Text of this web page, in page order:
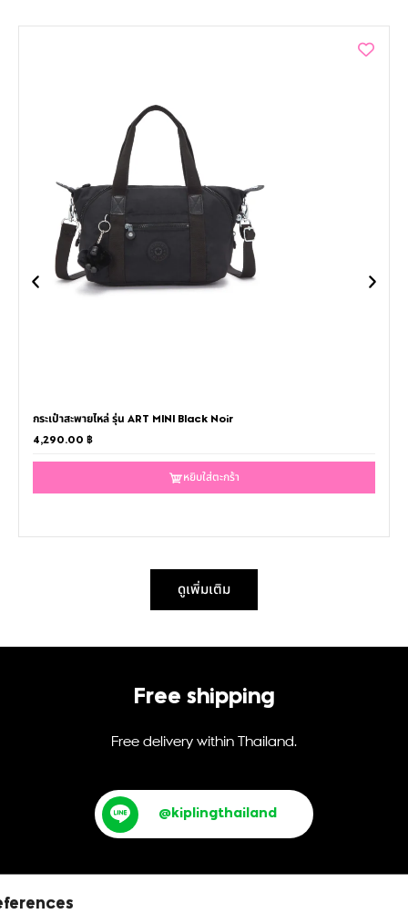
กระเป๋าสะพายไหล่ รุ่น ART MINI Black Noir
4,290.00 ฿
หยิบใส่ตะกร้า
ดูเพิ่มเติม
Free shipping
Free delivery within Thailand.
@kiplingthailand